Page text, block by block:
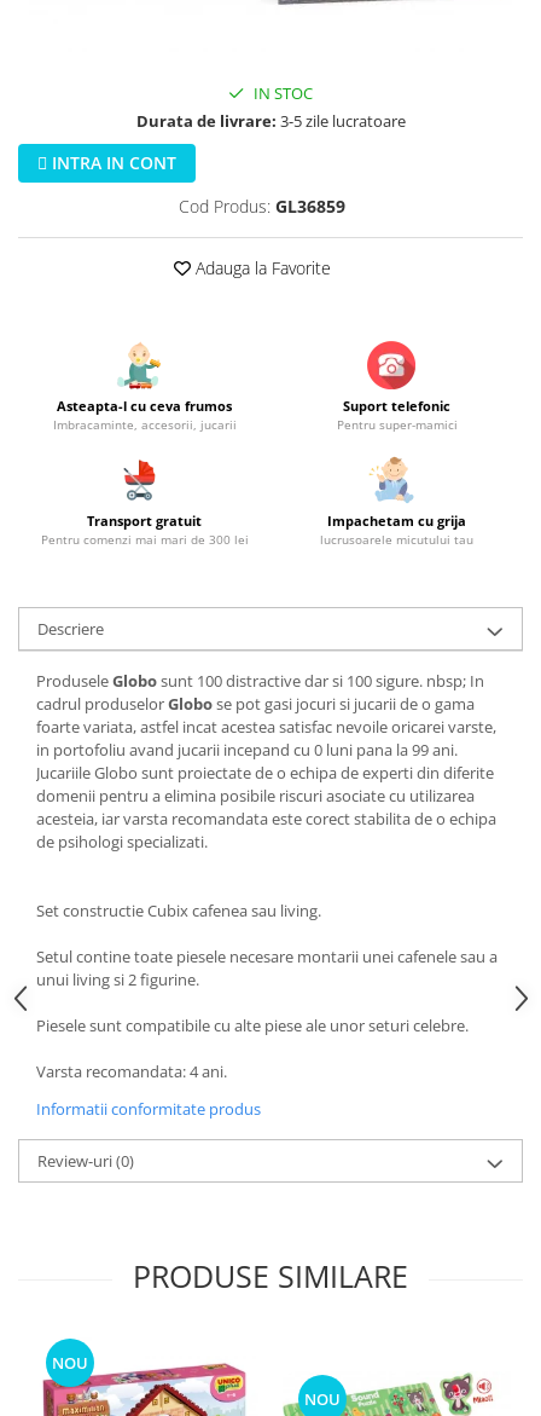
Kituri constructie si pictura
Machete auto Diecast
Masini, trenuri, avioane
Vehicule
Biciclete fara pedale
Role, patine cu rotile
Trotinete
IN STOC
Durata de livrare: 3-5 zile lucratoare
INTRA IN CONT
Cod Produs: GL36859
Adauga la Favorite
Asteapta-l cu ceva frumos
Imbracaminte, accesorii, jucarii
Suport telefonic
Pentru super-mamici
Transport gratuit
Pentru comenzi mai mari de 300 lei
Impachetam cu grija
lucrusoarele micutului tau
Descriere
ProduseleGlobosunt 100 distractive dar si 100 sigure. nbsp; In
cadrul produselorGlobose pot gasi jocuri si jucarii de o gama
foarte variata, astfel incat acestea satisfac nevoile oricarei varste,
in portofoliu avand jucarii incepand cu 0 luni pana la 99 ani.
Jucariile Globo sunt proiectate de o echipa de experti din diferite
domenii pentru a elimina posibile riscuri asociate cu utilizarea
acesteia, iar varsta recomandata este corect stabilita de o echipa
de psihologi specializati.
Set constructie Cubix cafenea sau living.
Setul contine toate piesele necesare montarii unei cafenele sau a
unui living si 2 figurine.
Piesele sunt compatibile cu alte piese ale unor seturi celebre.
Varsta recomandata: 4 ani.
Informatii conformitate produs
Review-uri(0)
PRODUSE SIMILARE
NOU
NOU